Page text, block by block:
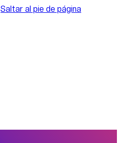
Saltar al pie de página